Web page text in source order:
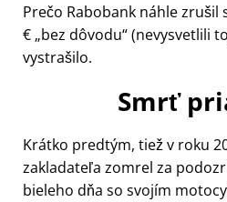
Prečo Rabobank náhle zrušil
€ bez dôvodu (nevysvetlili
vystrašilo.
Smrť
Krátko predtým, tiež v roku
zakladateľa zomrel za
bieleho dňa so svojím